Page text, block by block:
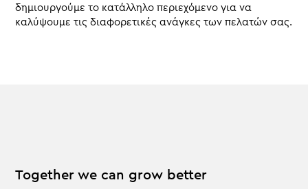
δημιουργούμε το κατάλληλο περιεχόμενο για να
καλύψουμε τις διαφορετικές ανάγκες των πελατών σας.
Together we can grow better